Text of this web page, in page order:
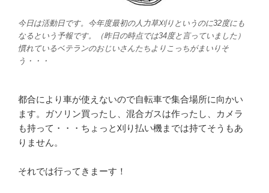
今日は活動日です。今年度最初の人力草刈りというのに32度にも
なるという予報です。（昨日の時点では34度と言っていました）
慣れているベテランのおじいさんたちよりこっちがまいりそ
う・・・
都合により車が使えないので自転車で集合場所に向かい
ます。ガソリン買ったし、混合ガスは作ったし、カメラ
も持って・・・ちょっと刈り払い機までは持てそうもあ
りません。
それでは行ってきまーす！